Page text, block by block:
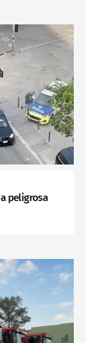
peligrosa